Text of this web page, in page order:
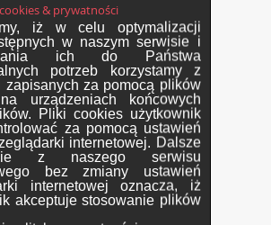
& prywatności
iż w celu optymalizacji
w naszym serwisie i
ich do Państwa
potrzeb korzystamy z
zapisanych za pomocą plików
urządzeniach końcowych
Pliki cookies użytkownik
za pomocą ustawień
internetowej. Dalsze
z naszego serwisu
bez zmiany ustawień
internetowej oznacza, iż
akceptuje stosowanie plików